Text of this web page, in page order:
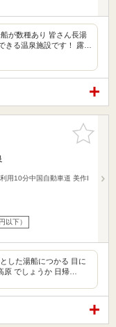
が数種あり 皆さん長湯
きる温泉施設です！ 露…
お気に入
りに追加
用10分中国自動車道 美作I
以下）
した湯船につかる 目に
原 でしょうか 日帰…